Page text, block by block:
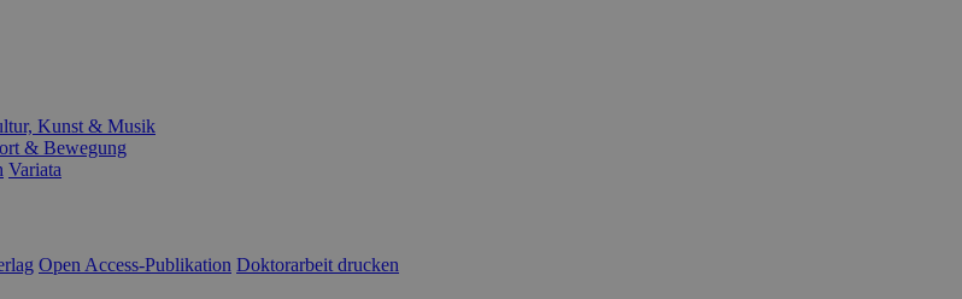
Kunst & Musik
& Bewegung
Variata
Open Access-Publikation Doktorarbeit drucken